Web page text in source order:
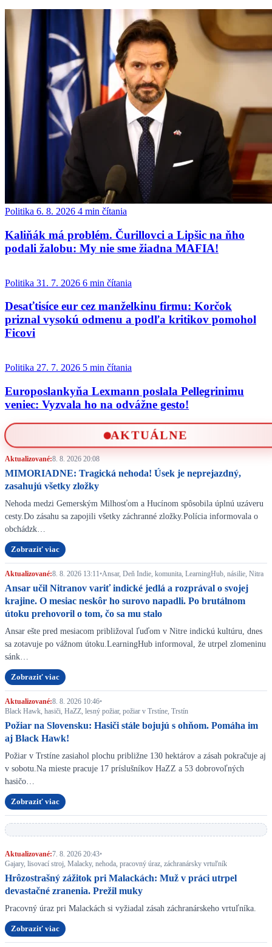
Politika 6. 8. 2026 4 min čítania
Kaliňák má problém. Čurillovci a Lipšic na ňho
podali žalobu: My nie sme žiadna MAFIA!
Politika 31. 7. 2026 6 min čítania
Desaťtisíce eur cez manželkinu firmu: Korčok
priznal vysokú odmenu a podľa kritikov pomohol
Ficovi
Politika 27. 7. 2026 5 min čítania
Europoslankyňa Lexmann poslala Pellegrinimu
veniec: Vyzvala ho na odvážne gesto!
AKTUÁLNE
Aktualizované:8. 8. 2026 20:08
MIMORIADNE: Tragická nehoda! Úsek je neprejazdný,
zasahujú všetky zložky
Nehoda medzi Gemerským Milhosťom a Hucínom spôsobila úplnú uzáveru
cesty.Do zásahu sa zapojili všetky záchranné zložky.Polícia informovala o
obchádzk…
Zobraziť viac
Aktualizované:8. 8. 2026 13:11•Ansar, Deň Indie, komunita, LearningHub, násilie, Nitra
Ansar učil Nitranov variť indické jedlá a rozprával o svojej
krajine. O mesiac neskôr ho surovo napadli. Po brutálnom
útoku prehovoril o tom, čo sa mu stalo
Ansar ešte pred mesiacom približoval ľuďom v Nitre indickú kultúru, dnes
sa zotavuje po vážnom útoku.LearningHub informoval, že utrpel zlomeninu
sánk…
Zobraziť viac
Aktualizované:8. 8. 2026 10:46•
Black Hawk, hasiči, HaZZ, lesný požiar, požiar v Trstíne, Trstín
Požiar na Slovensku: Hasiči stále bojujú s ohňom. Pomáha im
aj Black Hawk!
Požiar v Trstíne zasiahol plochu približne 130 hektárov a zásah pokračuje aj
v sobotu.Na mieste pracuje 17 príslušníkov HaZZ a 53 dobrovoľných
hasičo…
Zobraziť viac
Aktualizované:7. 8. 2026 20:43•
Gajary, lisovací stroj, Malacky, nehoda, pracovný úraz, záchranársky vrtuľník
Hrôzostrašný zážitok pri Malackách: Muž v práci utrpel
devastačné zranenia. Prežil muky
Pracovný úraz pri Malackách si vyžiadal zásah záchranárskeho vrtuľníka.
Zobraziť viac